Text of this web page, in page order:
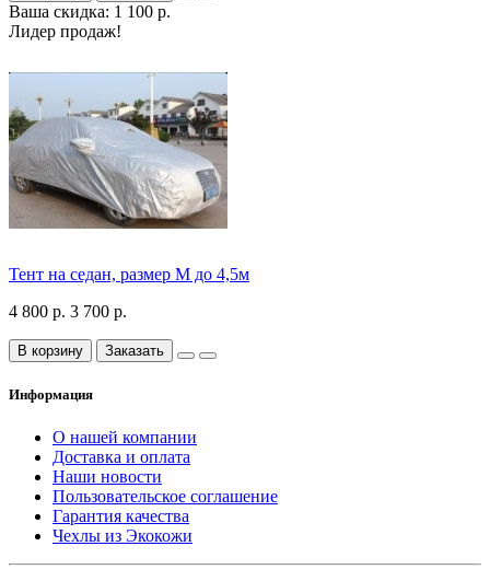
Ваша скидка: 1 100 р.
Лидер продаж!
Тент на седан, размер М до 4,5м
4 800 р. 3 700 р.
В корзину Заказать
Информация
О нашей компании
Доставка и оплата
Наши новости
Пользовательское соглашение
Гарантия качества
Чехлы из Экокожи